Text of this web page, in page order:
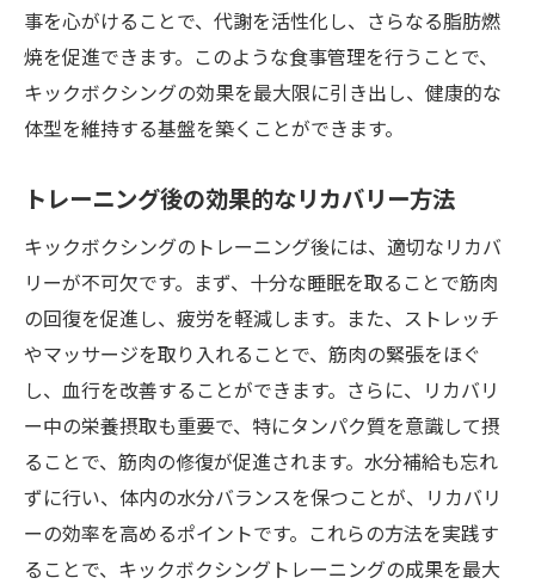
事を心がけることで、代謝を活性化し、さらなる脂肪燃
焼を促進できます。このような食事管理を行うことで、
キックボクシングの効果を最大限に引き出し、健康的な
体型を維持する基盤を築くことができます。
トレーニング後の効果的なリカバリー方法
キックボクシングのトレーニング後には、適切なリカバ
リーが不可欠です。まず、十分な睡眠を取ることで筋肉
の回復を促進し、疲労を軽減します。また、ストレッチ
やマッサージを取り入れることで、筋肉の緊張をほぐ
し、血行を改善することができます。さらに、リカバリ
ー中の栄養摂取も重要で、特にタンパク質を意識して摂
ることで、筋肉の修復が促進されます。水分補給も忘れ
ずに行い、体内の水分バランスを保つことが、リカバリ
ーの効率を高めるポイントです。これらの方法を実践す
ることで、キックボクシングトレーニングの成果を最大